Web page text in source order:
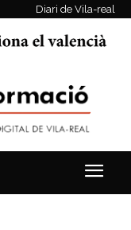
Diari de Vila-real